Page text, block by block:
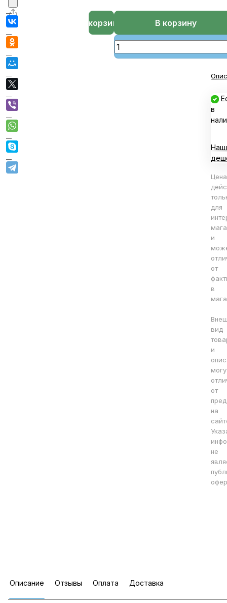
В корзину
В корзине
в
Цена
для
и
от
в
вид
и
от
на
не
Описание Отзывы Оплата Доставка